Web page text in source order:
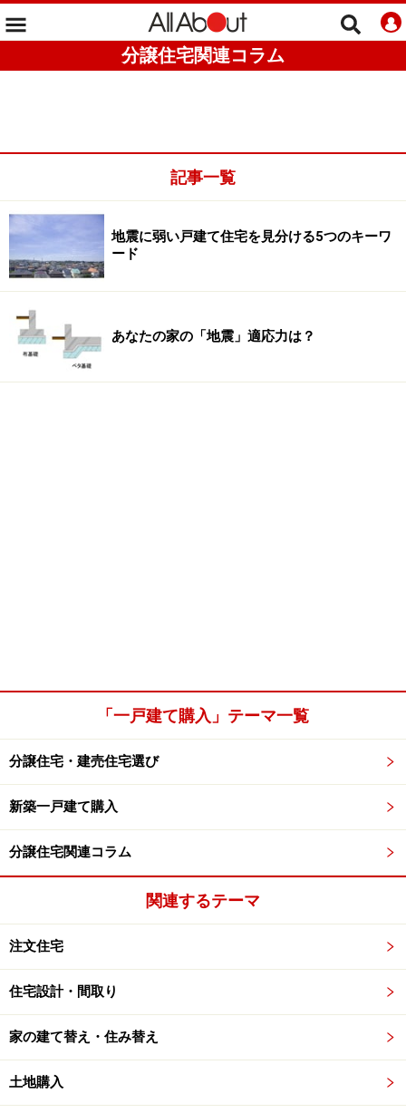
分譲住宅関連コラム
記事一覧
地震に弱い戸建て住宅を見分ける5つのキーワ
ード
あなたの家の「地震」適応力は？
「一戸建て購入」テーマ一覧
分譲住宅・建売住宅選び
新築一戸建て購入
分譲住宅関連コラム
関連するテーマ
注文住宅
住宅設計・間取り
家の建て替え・住み替え
土地購入